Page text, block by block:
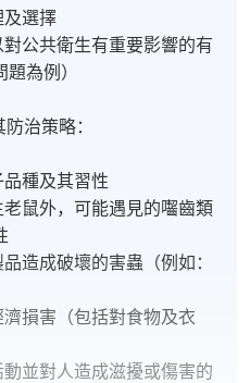
及選擇
公共衛生有重要影響的有
為例）
治策略：
種及其習性
鼠外，可能遇見的囓齒類
造成破壞的害蟲（例如：
損害（包括對食物及衣
並對人造成滋擾或傷害的